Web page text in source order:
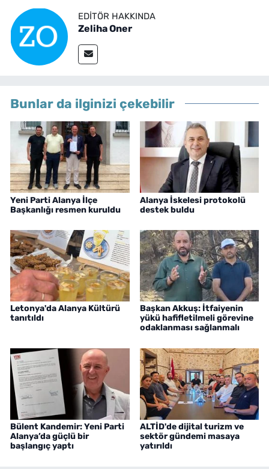
EDITÖR HAKKINDA
Zeliha Oner
Bunlar da ilginizi çekebilir
Yeni Parti Alanya İlçe
Başkanlığı resmen kuruldu
Alanya İskelesi protokolü
destek buldu
Letonya'da Alanya Kültürü
tanıtıldı
Başkan Akkuş: İtfaiyenin
yükü hafifletilmeli görevine
odaklanması sağlanmalı
Bülent Kandemir: Yeni Parti
Alanya’da güçlü bir
başlangıç yaptı
ALTİD'de dijital turizm ve
sektör gündemi masaya
yatırıldı